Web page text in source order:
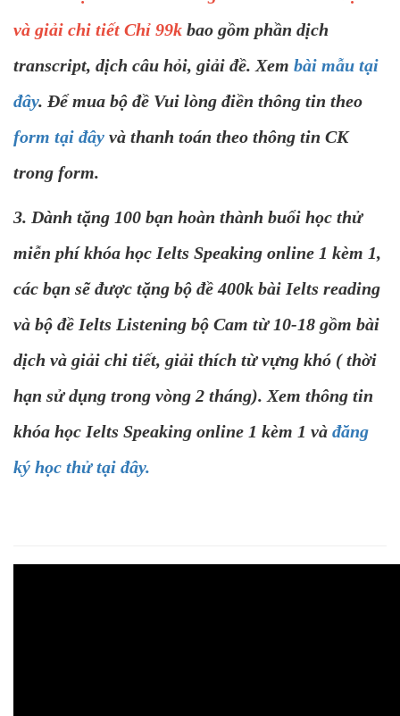
và giải chi tiết Chỉ 99k bao gồm phần dịch
transcript, dịch câu hỏi, giải đề. Xem bài mẫu tại
đây. Để mua bộ đề Vui lòng điền thông tin theo
form tại đây và thanh toán theo thông tin CK
trong form.
3. Dành tặng 100 bạn hoàn thành buổi học thử
miễn phí khóa học Ielts Speaking online 1 kèm 1,
các bạn sẽ được tặng bộ đề 400k bài Ielts reading
và bộ đề Ielts Listening bộ Cam từ 10-18 gồm bài
dịch và giải chi tiết, giải thích từ vựng khó ( thời
hạn sử dụng trong vòng 2 tháng). Xem thông tin
khóa học Ielts Speaking online 1 kèm 1 và đăng
ký học thử tại đây.